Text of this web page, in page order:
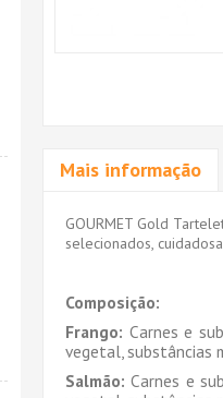
Mais informação
GOURMET Gold
selecionados,
Composição:
Frango: Carnes e
vegetal, substâncias
Salmão: Carnes e